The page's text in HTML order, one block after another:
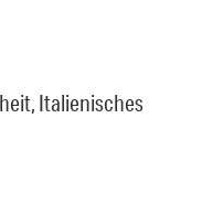
Italienisches